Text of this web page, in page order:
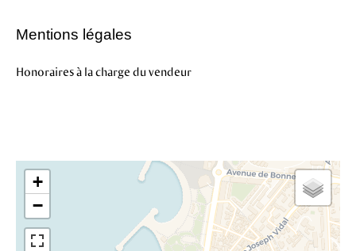
Mentions légales
Honoraires à la charge du vendeur
+
−